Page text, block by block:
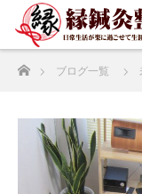
ホームブログ一覧